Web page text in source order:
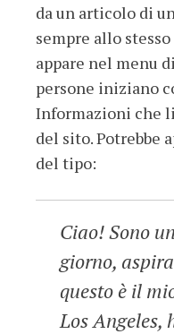
da un articolo di
sempre allo
appare nel menu
persone iniziano
Informazioni che
del sito. Potrebbe
del tipo:
Ciao! Sono
giorno,
questo è il
Los Angeles,